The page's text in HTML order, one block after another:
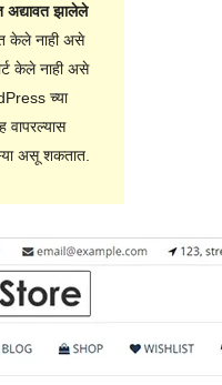
अद्यावत झालेले
केले नाही असे
केले नाही असे
च्या
वापरल्यास
असू शकतात.